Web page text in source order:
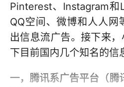
Pinterest、Instagram和
QQ空间、微博和人人网
出信息流广告。接下来
下目前国内几个知名的信
一，腾讯系广告平台（腾